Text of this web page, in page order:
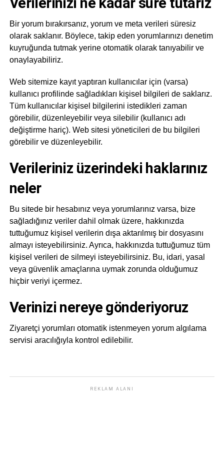
Bir yorum bırakırsanız, yorum ve meta verileri süresiz
olarak saklanır. Böylece, takip eden yorumlarınızı denetim
kuyruğunda tutmak yerine otomatik olarak tanıyabilir ve
onaylayabiliriz.
Web sitemize kayıt yaptıran kullanıcılar için (varsa)
kullanıcı profilinde sağladıkları kişisel bilgileri de saklarız.
Tüm kullanıcılar kişisel bilgilerini istedikleri zaman
görebilir, düzenleyebilir veya silebilir (kullanıcı adı
değiştirme hariç). Web sitesi yöneticileri de bu bilgileri
görebilir ve düzenleyebilir.
Verileriniz üzerindeki haklarınız
neler
Bu sitede bir hesabınız veya yorumlarınız varsa, bize
sağladığınız veriler dahil olmak üzere, hakkınızda
tuttuğumuz kişisel verilerin dışa aktarılmış bir dosyasını
almayı isteyebilirsiniz. Ayrıca, hakkınızda tuttuğumuz tüm
kişisel verileri de silmeyi isteyebilirsiniz. Bu, idari, yasal
veya güvenlik amaçlarına uymak zorunda olduğumuz
hiçbir veriyi içermez.
Verinizi nereye gönderiyoruz
Ziyaretçi yorumları otomatik istenmeyen yorum algılama
servisi aracılığıyla kontrol edilebilir.
REKLAM ALANI